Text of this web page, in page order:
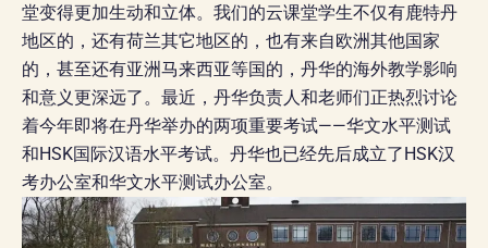
堂变得更加生动和立体。我们的云课堂学生不仅有鹿特丹
地区的，还有荷兰其它地区的，也有来自欧洲其他国家
的，甚至还有亚洲马来西亚等国的，丹华的海外教学影响
和意义更深远了。最近，丹华负责人和老师们正热烈讨论
着今年即将在丹华举办的两项重要考试——华文水平测试
和HSK国际汉语水平考试。丹华也已经先后成立了HSK汉
考办公室和华文水平测试办公室。